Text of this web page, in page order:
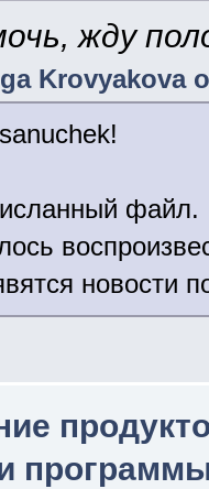
жду
Krovyakova
файл.
новости